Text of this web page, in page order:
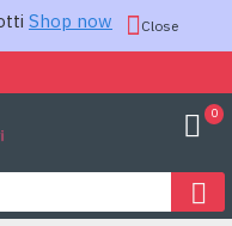
Shop now Close
0